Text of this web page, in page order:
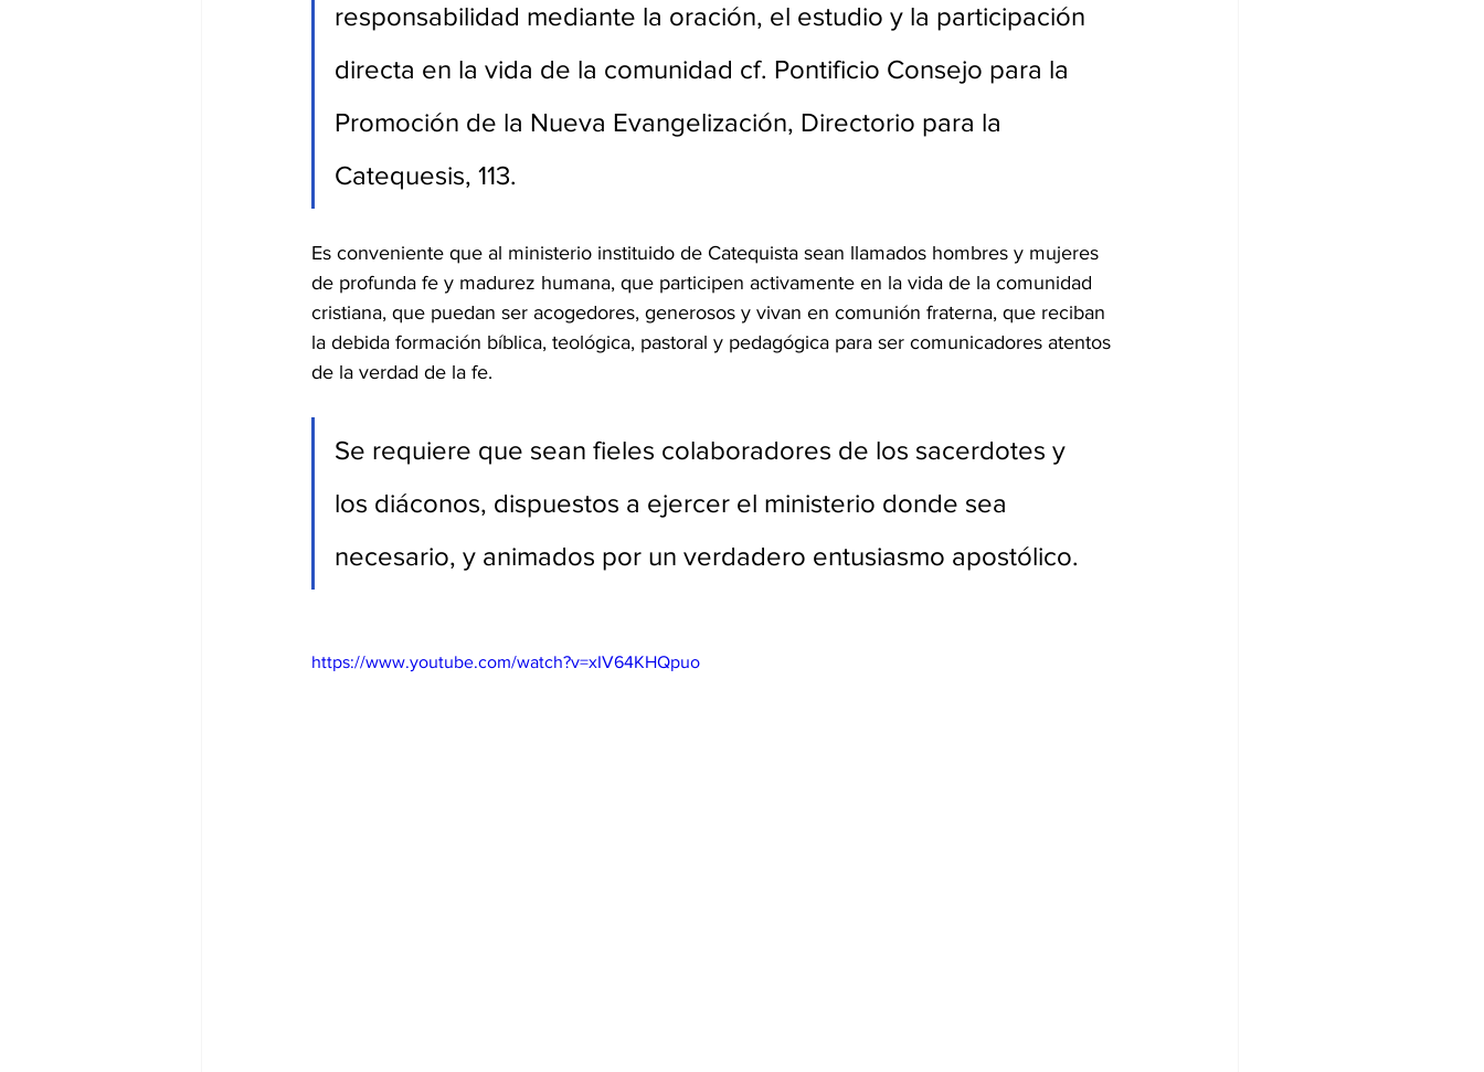
responsabilidad mediante la oración, el estudio y la participación
directa en la vida de la comunidad cf. Pontificio Consejo para la
Promoción de la Nueva Evangelización, Directorio para la
Catequesis, 113.
Es conveniente que al ministerio instituido de Catequista sean llamados hombres y mujeres
de profunda fe y madurez humana, que participen activamente en la vida de la comunidad
cristiana, que puedan ser acogedores, generosos y vivan en comunión fraterna, que reciban
la debida formación bíblica, teológica, pastoral y pedagógica para ser comunicadores atentos
de la verdad de la fe.
Se requiere que sean fieles colaboradores de los sacerdotes y
los diáconos, dispuestos a ejercer el ministerio donde sea
necesario, y animados por un verdadero entusiasmo apostólico.
https://www.youtube.com/watch?v=xIV64KHQpuo